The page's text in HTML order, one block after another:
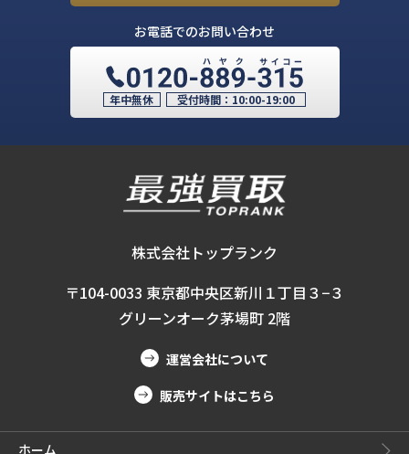
お電話でのお問い合わせ
年中無休 受付時間： 10:00-19:00
株式会社トップランク
〒104-0033 東京都中央区新川１丁目３−３
グリーンオーク茅場町 2階
運営会社について
販売サイトはこちら
ホーム